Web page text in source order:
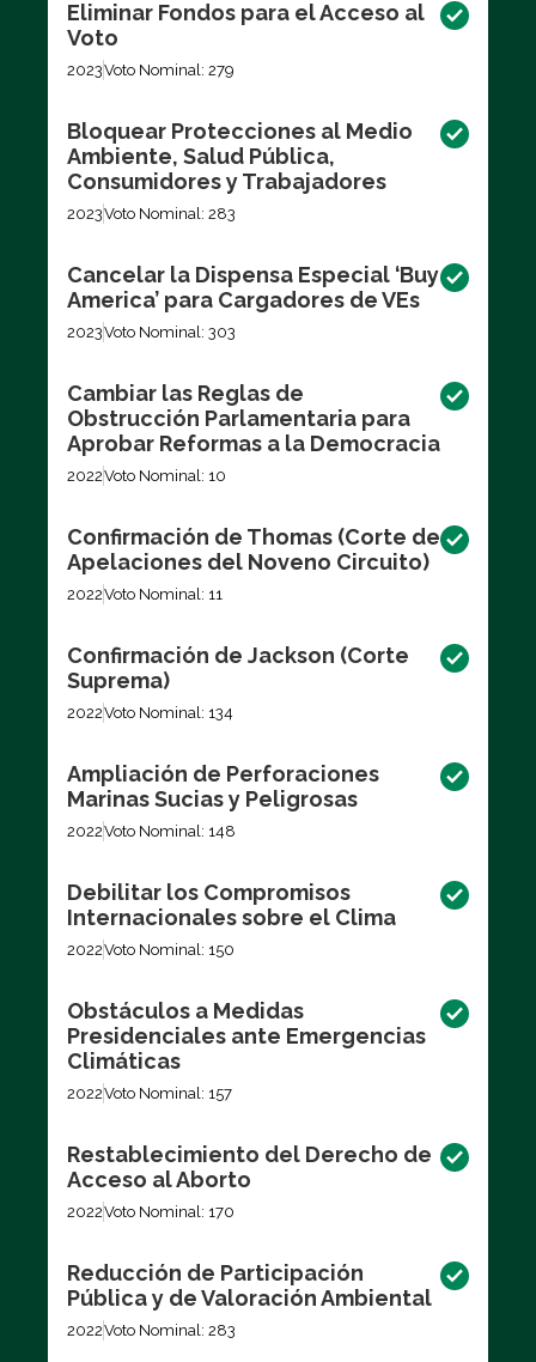
Eliminar Fondos para el Acceso al
Voto
2023Voto Nominal: 279
Bloquear Protecciones al Medio
Ambiente, Salud Pública,
Consumidores y Trabajadores
2023Voto Nominal: 283
Cancelar la Dispensa Especial ‘Buy
America’ para Cargadores de VEs
2023Voto Nominal: 303
Cambiar las Reglas de
Obstrucción Parlamentaria para
Aprobar Reformas a la Democracia
2022Voto Nominal: 10
Confirmación de Thomas (Corte de
Apelaciones del Noveno Circuito)
2022Voto Nominal: 11
Confirmación de Jackson (Corte
Suprema)
2022Voto Nominal: 134
Ampliación de Perforaciones
Marinas Sucias y Peligrosas
2022Voto Nominal: 148
Debilitar los Compromisos
Internacionales sobre el Clima
2022Voto Nominal: 150
Obstáculos a Medidas
Presidenciales ante Emergencias
Climáticas
2022Voto Nominal: 157
Restablecimiento del Derecho de
Acceso al Aborto
2022Voto Nominal: 170
Reducción de Participación
Pública y de Valoración Ambiental
2022Voto Nominal: 283